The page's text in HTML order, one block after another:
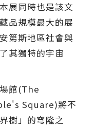
展同時也是該文
品規模最大的展
第斯地區社會與
其獨特的宇宙
館(The
Square)將不
樹」的穹隆之